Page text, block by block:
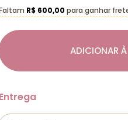
ADICIONAR
R$ 600,00 para ganhar